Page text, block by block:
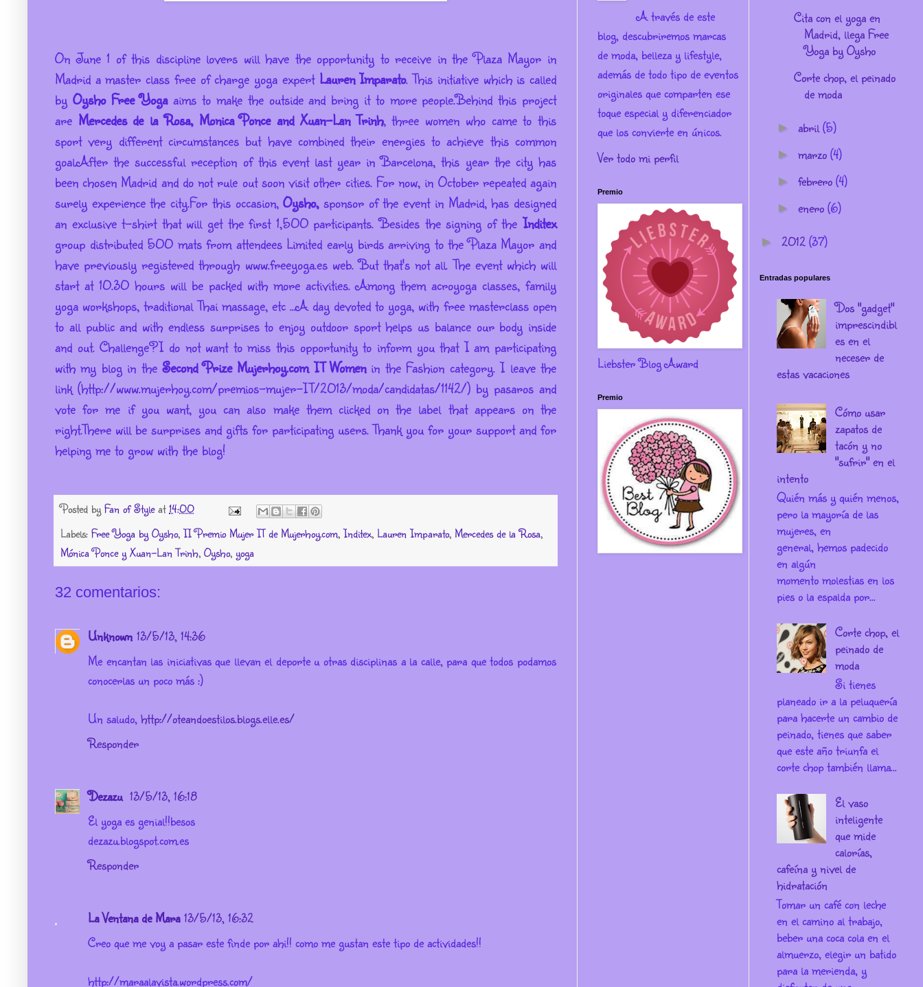
On June 1 of this discipline lovers will have the opportunity to receive in the Plaza Mayor in
Madrid a master class free of charge yoga expert Lauren Imparato.This initiative which is called
by Oysho Free Yogaaims to make the outside and bring it to more people.Behind this project
are Mercedes de la Rosa, Monica Ponce and Xuan-Lan Trinh, three women who came to this
sport very different circumstances but have combined their energies to achieve this common
goal.After the successful reception of this event last year in Barcelona, ​​this year the city has
been chosen Madrid and do not rule out soon visit other cities. For now, in October repeated again
surely experience the city.For this occasion,Oysho,sponsor of the event in Madrid, has designed
an exclusive t-shirt that will get the first 1,500 participants.Besides the signing of the Inditex
group distributed 500 mats from attendees Limited early birds arriving to the Plaza Mayor and
have previously registered through www.freeyoga.es web.But that's not all.The event which will
start at 10.30 hours will be packed with more activities.Among them acroyoga classes, family
yoga workshops, traditional Thai massage, etc ...A day devoted to yoga, with free masterclass open
to all public and with endless surprises to enjoy outdoor sport helps us balance our body inside
and out.Challenge?I do not want to miss this opportunity to inform you that I am participating
with my blog in theSecond Prize Mujerhoy.com IT Womenin the Fashion category.I leave the
link (http://www.mujerhoy.com/premios-mujer-IT/2013/moda/candidatas/1142/) by pasaros and
vote for me if you want, you can also make them clicked on the label that appears on the
right.There will be surprises and gifts for participating users.Thank you for your support and for
helping me to grow with the blog!
Posted by Fan of Style at14:00
Labels: Free Yoga by Oysho,II Premio Mujer IT de Mujerhoy.com,Inditex, Lauren Imparato, Mercedes de la Rosa,
Mónica Ponce y Xuan-Lan Trinh, Oysho, yoga
32 comentarios:
Unknown 13/5/13, 14:36
Me encantan las iniciativas que llevan el deporte u otras disciplinas a la calle, para que todos podamos
conocerlas un poco más :)
Un saludo, http://oteandoestilos.blogs.elle.es/
Responder
Dezazu 13/5/13, 16:18
El yoga es genial!!besos
dezazu.blogspot.com.es
Responder
La Ventana de Mara 13/5/13, 16:32
Creo que me voy a pasar este finde por ahi!! como me gustan este tipo de actividades!!
http://maraalavista.wordpress.com/
A través de este
blog, descubriremos marcas
de moda, belleza y lifestyle,
además de todo tipo de eventos
originales que comparten ese
toque especial y diferenciador
que los convierte en únicos.
Ver todo mi perfil
Premio
Liebster Blog Award
Premio
Cita con el yoga en
Madrid, llega Free
Yoga by Oysho
Corte chop, el peinado
de moda
► abril(5)
► marzo(4)
► febrero(4)
► enero(6)
► 2012(37)
Entradas populares
Dos "gadget"
imprescindibl
es en el
neceser de
estas vacaciones
Cómo usar
zapatos de
tacón y no
"sufrir" en el
intento
Quién más y quién menos,
pero la mayoría de las
mujeres, en
general, hemos padecido
en algún
momento molestias en los
pies o la espalda por...
Corte chop, el
peinado de
moda
Si tienes
planeado ir a la peluquería
para hacerte un cambio de
peinado, tienes que saber
que este año triunfa el
corte chop también llama...
El vaso
inteligente
que mide
calorías,
cafeína y nivel de
hidratación
Tomar un café con leche
en el camino al trabajo,
beber una coca cola en el
almuerzo, elegir un batido
para la merienda, y